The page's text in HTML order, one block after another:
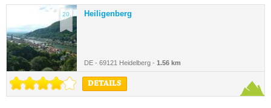
20. Heiligenberg
DE - 69121 Heidelberg - 1.56 km
DETAILS